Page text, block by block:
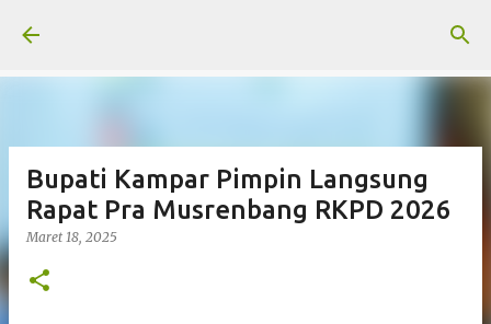
Bupati Kampar Pimpin Langsung
Rapat Pra Musrenbang RKPD 2026
Maret 18, 2025